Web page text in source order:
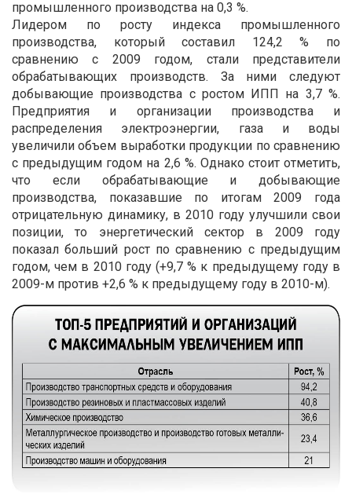
промышленного производства на 0,3 %.
Лидером по росту индекса промышленного
производства, который составил 124,2 % по
сравнению с 2009 годом, стали представители
обрабатывающих производств. За ними следуют
добывающие производства с ростом ИПП на 3,7 %.
Предприятия и организации производства и
распределения электроэнергии, газа и воды
увеличили объем выработки продукции по сравнению
с предыдущим годом на 2,6 %. Однако стоит отметить,
что если обрабатывающие и добывающие
производства, показавшие по итогам 2009 года
отрицательную динамику, в 2010 году улучшили свои
позиции, то энергетический сектор в 2009 году
показал больший рост по сравнению с предыдущим
годом, чем в 2010 году (+9,7 % к предыдущему году в
2009-м против +2,6 % к предыдущему году в 2010-м).